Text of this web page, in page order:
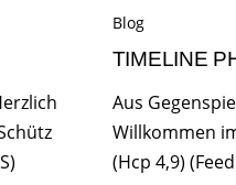
Blog
TIMELINE
Aus
Willkommen
(Hcp 4,9)